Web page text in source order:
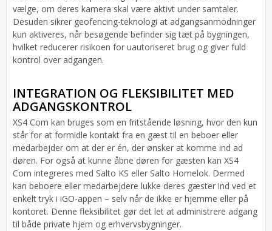
vælge, om deres kamera skal være aktivt under samtaler.
Desuden sikrer geofencing-teknologi at adgangsanmodninger
kun aktiveres, når besøgende befinder sig tæt på bygningen,
hvilket reducerer risikoen for uautoriseret brug og giver fuld
kontrol over adgangen.
INTEGRATION OG FLEKSIBILITET MED
ADGANGSKONTROL
XS4 Com kan bruges som en fritstående løsning, hvor den kun
står for at formidle kontakt fra en gæst til en beboer eller
medarbejder om at der er én, der ønsker at komme ind ad
døren. For også at kunne åbne døren for gæsten kan XS4
Com integreres med Salto KS eller Salto Homelok. Dermed
kan beboere eller medarbejdere lukke deres gæster ind ved et
enkelt tryk i iGO-appen – selv når de ikke er hjemme eller på
kontoret. Denne fleksibilitet gør det let at administrere adgang
til både private hjem og erhvervsbygninger.